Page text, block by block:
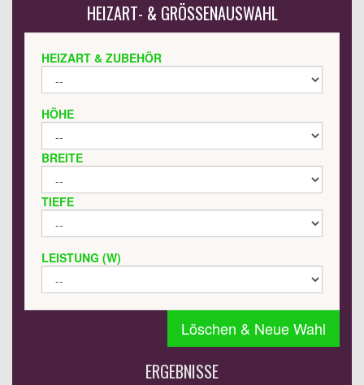
HEIZART- & GRÖSSENAUSWAHL
HEIZART & ZUBEHÖR
HÖHE
BREITE
TIEFE
LEISTUNG (W)
Löschen & Neue Wahl
ERGEBNISSE